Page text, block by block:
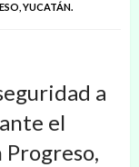
YUCATÁN.
a
el